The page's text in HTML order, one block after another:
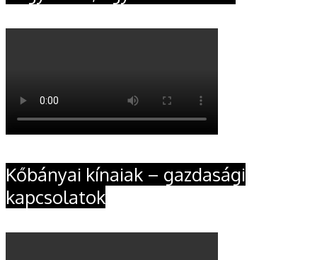
Kőbányai kínaiak – gazdasági
kapcsolatok